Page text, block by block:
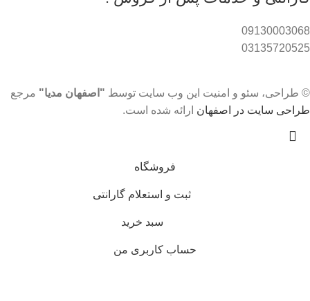
09130003068
03135720525
© طراحی، سئو و امنیت این وب سایت توسط "اصفهان مدیا" مرجع
طراحی سایت در اصفهان ارائه شده است.
فروشگاه
ثبت و استعلام گارانتی
سبد خرید
حساب کاربری من